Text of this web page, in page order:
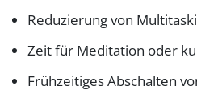
Reduzierung von
Zeit für Meditation oder
Frühzeitiges Abschalten